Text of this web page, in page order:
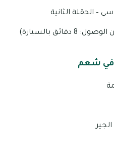
– الحقلة الثانية
بالسيارة)
في شعم